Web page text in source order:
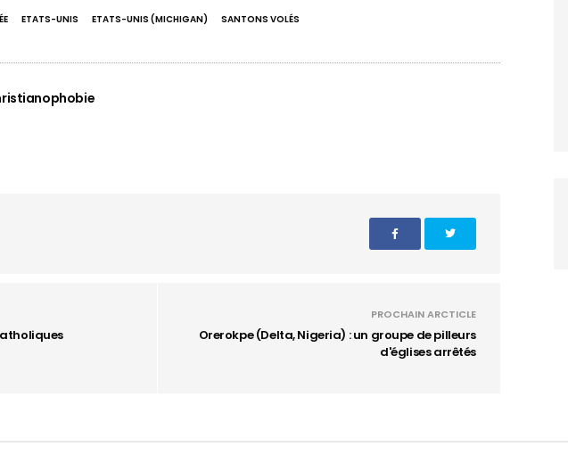
ETATS-UNIS ETATS-UNIS (MICHIGAN) SANTONS VOLÉS
PROCHAIN ARCTICLE
Orerokpe (Delta, Nigeria) : un groupe de pilleurs
d'églises arrêtés